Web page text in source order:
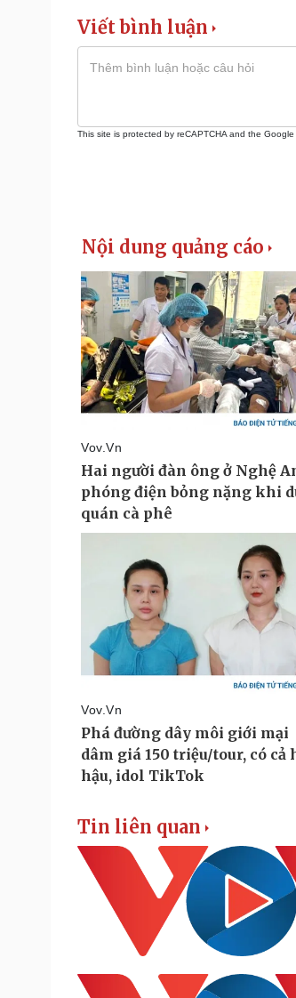
Viết bình luận
This site is protected by reCAPTCHA and the Google
Tin liên quan